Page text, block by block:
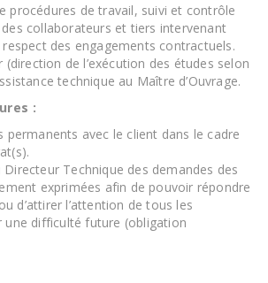
procédures de travail, suivi et contrôle
collaborateurs et tiers intervenant
des engagements contractuels.
(direction de l’exécution des études selon
technique au Maître d’Ouvrage.
:
permanents avec le client dans le cadre
Technique des demandes des
exprimées afin de pouvoir répondre
d’attirer l’attention de tous les
une difficulté future (obligation